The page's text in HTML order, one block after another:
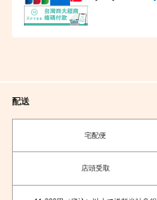
配送
宅配便
店頭受取